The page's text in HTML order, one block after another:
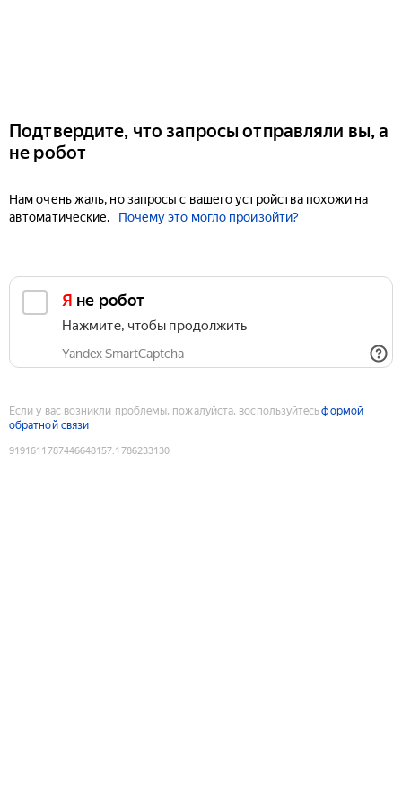
Подтвердите, что запросы отправляли вы, а
не робот
Нам очень жаль, но запросы с вашего устройства похожи на
автоматические.
Почему это могло произойти?
Я не робот
Нажмите, чтобы продолжить
Yandex SmartCaptcha
Если у вас возникли проблемы, пожалуйста, воспользуйтесьформой
обратной связи
9191611787446648157:1786233130